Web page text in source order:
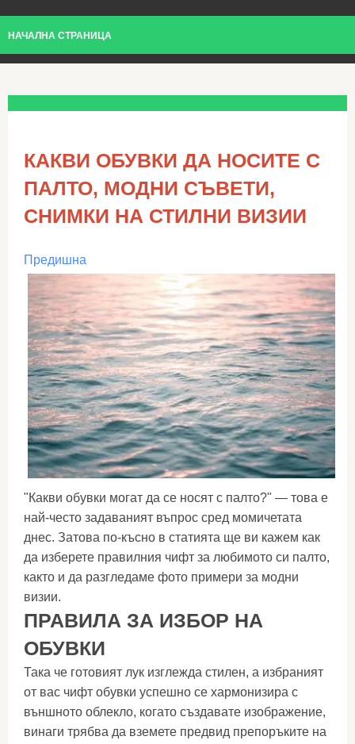
НАЧАЛНА СТРАНИЦА
КАКВИ ОБУВКИ ДА НОСИТЕ С
ПАЛТО, МОДНИ СЪВЕТИ,
СНИМКИ НА СТИЛНИ ВИЗИИ
Предишна
"Какви обувки могат да се носят с палто?" — това е
най-често задаваният въпрос сред момичетата
днес. Затова по-късно в статията ще ви кажем как
да изберете правилния чифт за любимото си палто,
както и да разгледаме фото примери за модни
визии.
ПРАВИЛА ЗА ИЗБОР НА
ОБУВКИ
Така че готовият лук изглежда стилен, а избраният
от вас чифт обувки успешно се хармонизира с
външното облекло, когато създавате изображение,
винаги трябва да вземете предвид препоръките на